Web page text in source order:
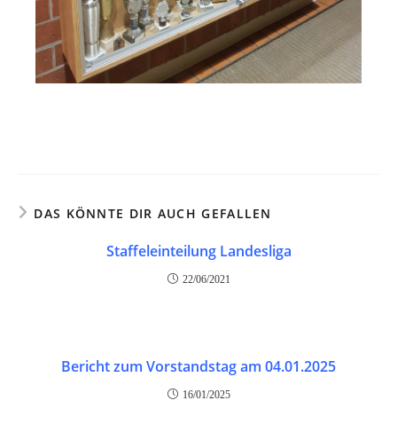
DAS KÖNNTE DIR AUCH GEFALLEN
Staffeleinteilung Landesliga
22/06/2021
Bericht zum Vorstandstag am 04.01.2025
16/01/2025